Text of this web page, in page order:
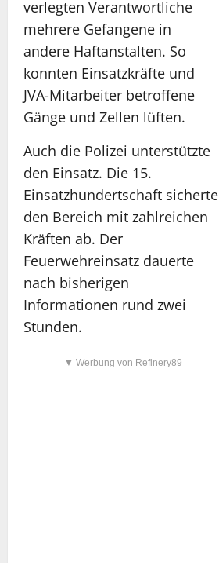
verlegten Verantwortliche
mehrere Gefangene in
andere Haftanstalten. So
konnten Einsatzkräfte und
JVA-Mitarbeiter betroffene
Gänge und Zellen lüften.
Auch die Polizei unterstützte
den Einsatz. Die 15.
Einsatzhundertschaft sicherte
den Bereich mit zahlreichen
Kräften ab. Der
Feuerwehreinsatz dauerte
nach bisherigen
Informationen rund zwei
Stunden.
▼ Werbung von Refinery89